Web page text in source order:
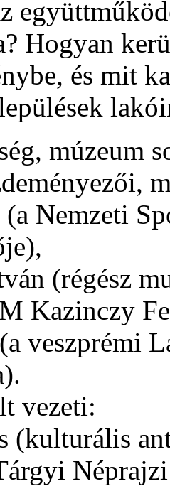
Hogyan
és mit
múzeum
(a Nemzeti
(régész
Kazinczy
(a veszprémi
vezeti:
(kulturális
Néprajzi